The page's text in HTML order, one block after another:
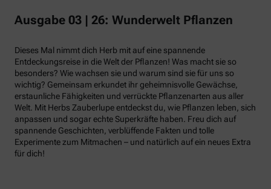
Ausgabe 03 | 26: Wunderwelt Pflanzen
Dieses Mal nimmt dich Herb mit auf eine spannende
Entdeckungsreise in die Welt der Pflanzen! Was macht sie so
besonders? Wie wachsen sie und warum sind sie für uns so
wichtig? Gemeinsam erkundet ihr geheimnisvolle Gewächse,
erstaunliche Fähigkeiten und verrückte Pflanzenarten aus aller
Welt. Mit Herbs Zauberlupe entdeckst du, wie Pflanzen leben, sich
anpassen und sogar echte Superkräfte haben. Freu dich auf
spannende Geschichten, verblüffende Fakten und tolle
Experimente zum Mitmachen – und natürlich auf ein neues Extra
für dich!